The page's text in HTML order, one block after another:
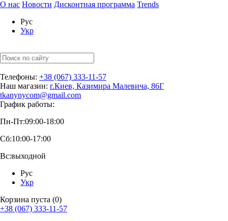
О нас Новости Дисконтная программа Trends
Рус
Укр
Телефоны: +38 (067) 333-11-57
Наш магазин: г.Киев, Казимира Малевича, 86Г
tkanynycom@gmail.com
График работы:
Пн-Пт:09:00-18:00
Сб:10:00-17:00
Вс:выходной
Рус
Укр
Корзина пуста (0)
+38 (067) 333-11-57